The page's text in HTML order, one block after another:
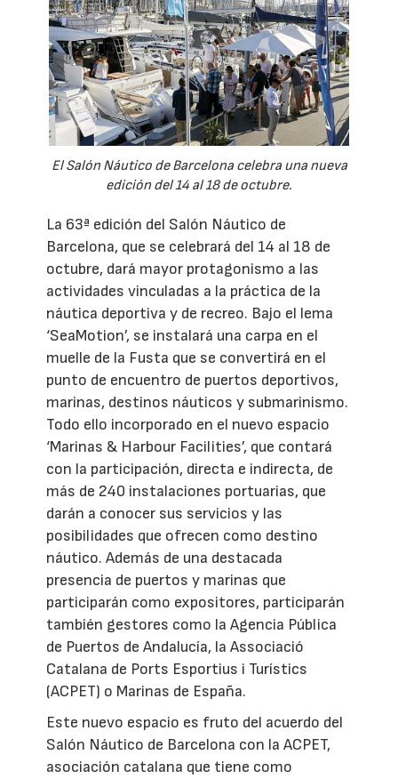
El Salón Náutico de Barcelona celebra una nueva
edición del 14 al 18 de octubre.
La 63ª edición del Salón Náutico de
Barcelona, que se celebrará del 14 al 18 de
octubre, dará mayor protagonismo a las
actividades vinculadas a la práctica de la
náutica deportiva y de recreo. Bajo el lema
‘SeaMotion’, se instalará una carpa en el
muelle de la Fusta que se convertirá en el
punto de encuentro de puertos deportivos,
marinas, destinos náuticos y submarinismo.
Todo ello incorporado en el nuevo espacio
‘Marinas & Harbour Facilities’, que contará
con la participación, directa e indirecta, de
más de 240 instalaciones portuarias, que
darán a conocer sus servicios y las
posibilidades que ofrecen como destino
náutico. Además de una destacada
presencia de puertos y marinas que
participarán como expositores, participarán
también gestores como la Agencia Pública
de Puertos de Andalucía, la Associació
Catalana de Ports Esportius i Turístics
(ACPET) o Marinas de España.
Este nuevo espacio es fruto del acuerdo del
Salón Náutico de Barcelona con la ACPET,
asociación catalana que tiene como